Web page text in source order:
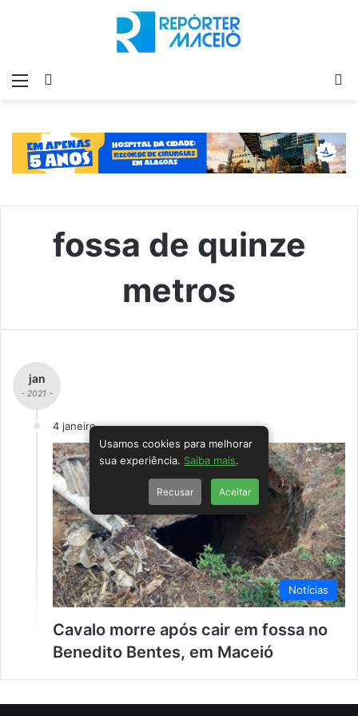
Menu
fossa de quinze
metros
jan
- 2021 -
4 janeiro
Notícias
Cavalo morre após cair em fossa no
Benedito Bentes, em Maceió
Usamos cookies para melhorar
sua experiência. Saiba mais.
Recusar Aceitar